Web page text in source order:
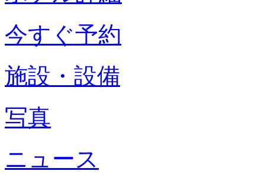
今すぐ予約
施設・設備
写真
ニュース